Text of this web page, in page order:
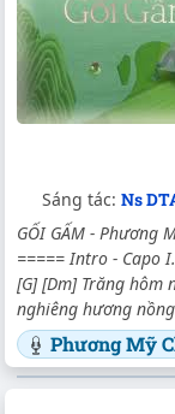
Sáng tác: Ns
GỐI GẤM - Phương
===== Intro -
[G] [Dm] Trăng hôm
nghiêng hương
Phương Mỹ